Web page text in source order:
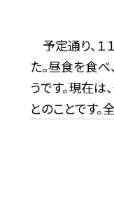
予定通り、１
た。昼食を食
うです。現在は
とのことです。